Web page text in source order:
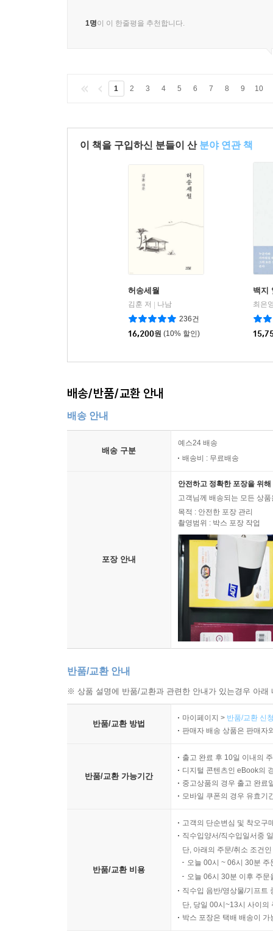
1명이 이 한줄평을 추천합니다.
1 2 3 4 5 6 7 8 9 10
이 책을 구입하신 분들이 산 분야 연관 책
허송세월
김훈 저
나남
236건
16,200원 (10% 할인)
백지
최은
배송/반품/교환 안내
배송 안내
배송 구분
예스24 배송
배송비 : 무료배송
포장 안내
안전하고 정확한 포장을 위
고객님께 배송되는 모든 상
목적 : 안전한 포장 관리
촬영범위 : 박스 포장 작업
반품/교환 안내
※ 상품 설명에 반품/교환과 관련한 안내가 있는경우 아
반품/교환 방법
마이페이지 > 반품/교환 신
판매자 배송 상품은 판매자
반품/교환 가능기간
출고 완료 후 10일 이내의
디지털 콘텐츠인 eBook의
중고상품의 경우 출고 완료
모바일 쿠폰의 경우 유효기
반품/교환 비용
고객의 단순변심 및 착오구
직수입양서/직수입일서중
단, 아래의 주문/취소 조건
오늘 00시 ~ 06시 30분
오늘 06시 30분 이후 주
직수입 음반/영상물/기프트
단, 당일 00시~13시 사이의
박스 포장은 택배 배송이